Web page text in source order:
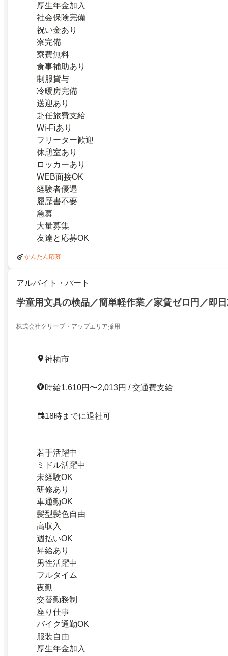
厚生年金加入
社会保険完備
祝い金あり
寮完備
寮費無料
食事補助あり
制服貸与
冷暖房完備
送迎あり
赴任旅費支給
Wi-Fiあり
フリーター歓迎
休憩室あり
ロッカーあり
WEB面接OK
経験者優遇
履歴書不要
急募
大量募集
友達と応募OK
かんたん応募
アルバイト・パート
学童用文具の検品／簡単軽作業／家賃ゼロ円／即
株式会社クリープ・アップエリア採用
神栖市
時給1,610円〜2,013円 / 交通費支給
18時までに退社可
若手活躍中
ミドル活躍中
未経験OK
研修あり
車通勤OK
髪型髪色自由
高収入
週払いOK
昇給あり
男性活躍中
フルタイム
夜勤
交替勤務制
座り仕事
バイク通勤OK
服装自由
厚生年金加入